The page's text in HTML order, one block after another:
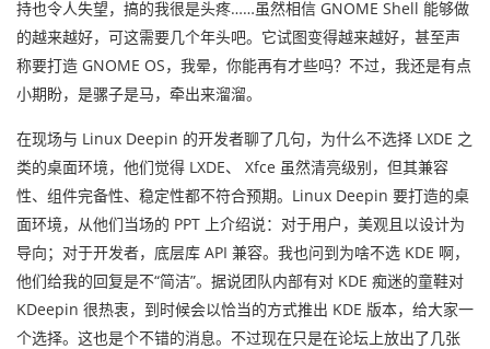
持也令人失望，搞的我很是头疼……虽然相信 GNOME Shell 能够做
的越来越好，可这需要几个年头吧。它试图变得越来越好，甚至声
称要打造 GNOME OS，我晕，你能再有才些吗？不过，我还是有点
小期盼，是骡子是马，牵出来溜溜。
在现场与 Linux Deepin 的开发者聊了几句，为什么不选择 LXDE 之
类的桌面环境，他们觉得 LXDE、 Xfce 虽然清亮级别，但其兼容
性、组件完备性、稳定性都不符合预期。Linux Deepin 要打造的桌
面环境，从他们当场的 PPT 上介绍说：对于用户，美观且以设计为
导向；对于开发者，底层库 API 兼容。我也问到为啥不选 KDE 啊，
他们给我的回复是不“简洁”。据说团队内部有对 KDE 痴迷的童鞋对
KDeepin 很热衷，到时候会以恰当的方式推出 KDE 版本，给大家一
个选择。这也是个不错的消息。不过现在只是在论坛上放出了几张